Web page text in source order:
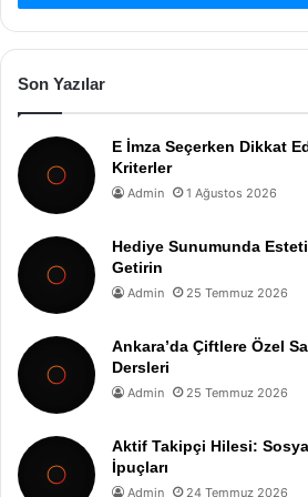
Son Yazılar
E İmza Seçerken Dikkat
Kriterler
Admin 1 Ağustos 2026
Hediye Sunumunda
Getirin
Admin 25 Temmuz 2026
Ankara’da Çiftlere Özel
Dersleri
Admin 25 Temmuz 2026
Aktif Takipçi Hilesi:
İpuçları
Admin 24 Temmuz 2026